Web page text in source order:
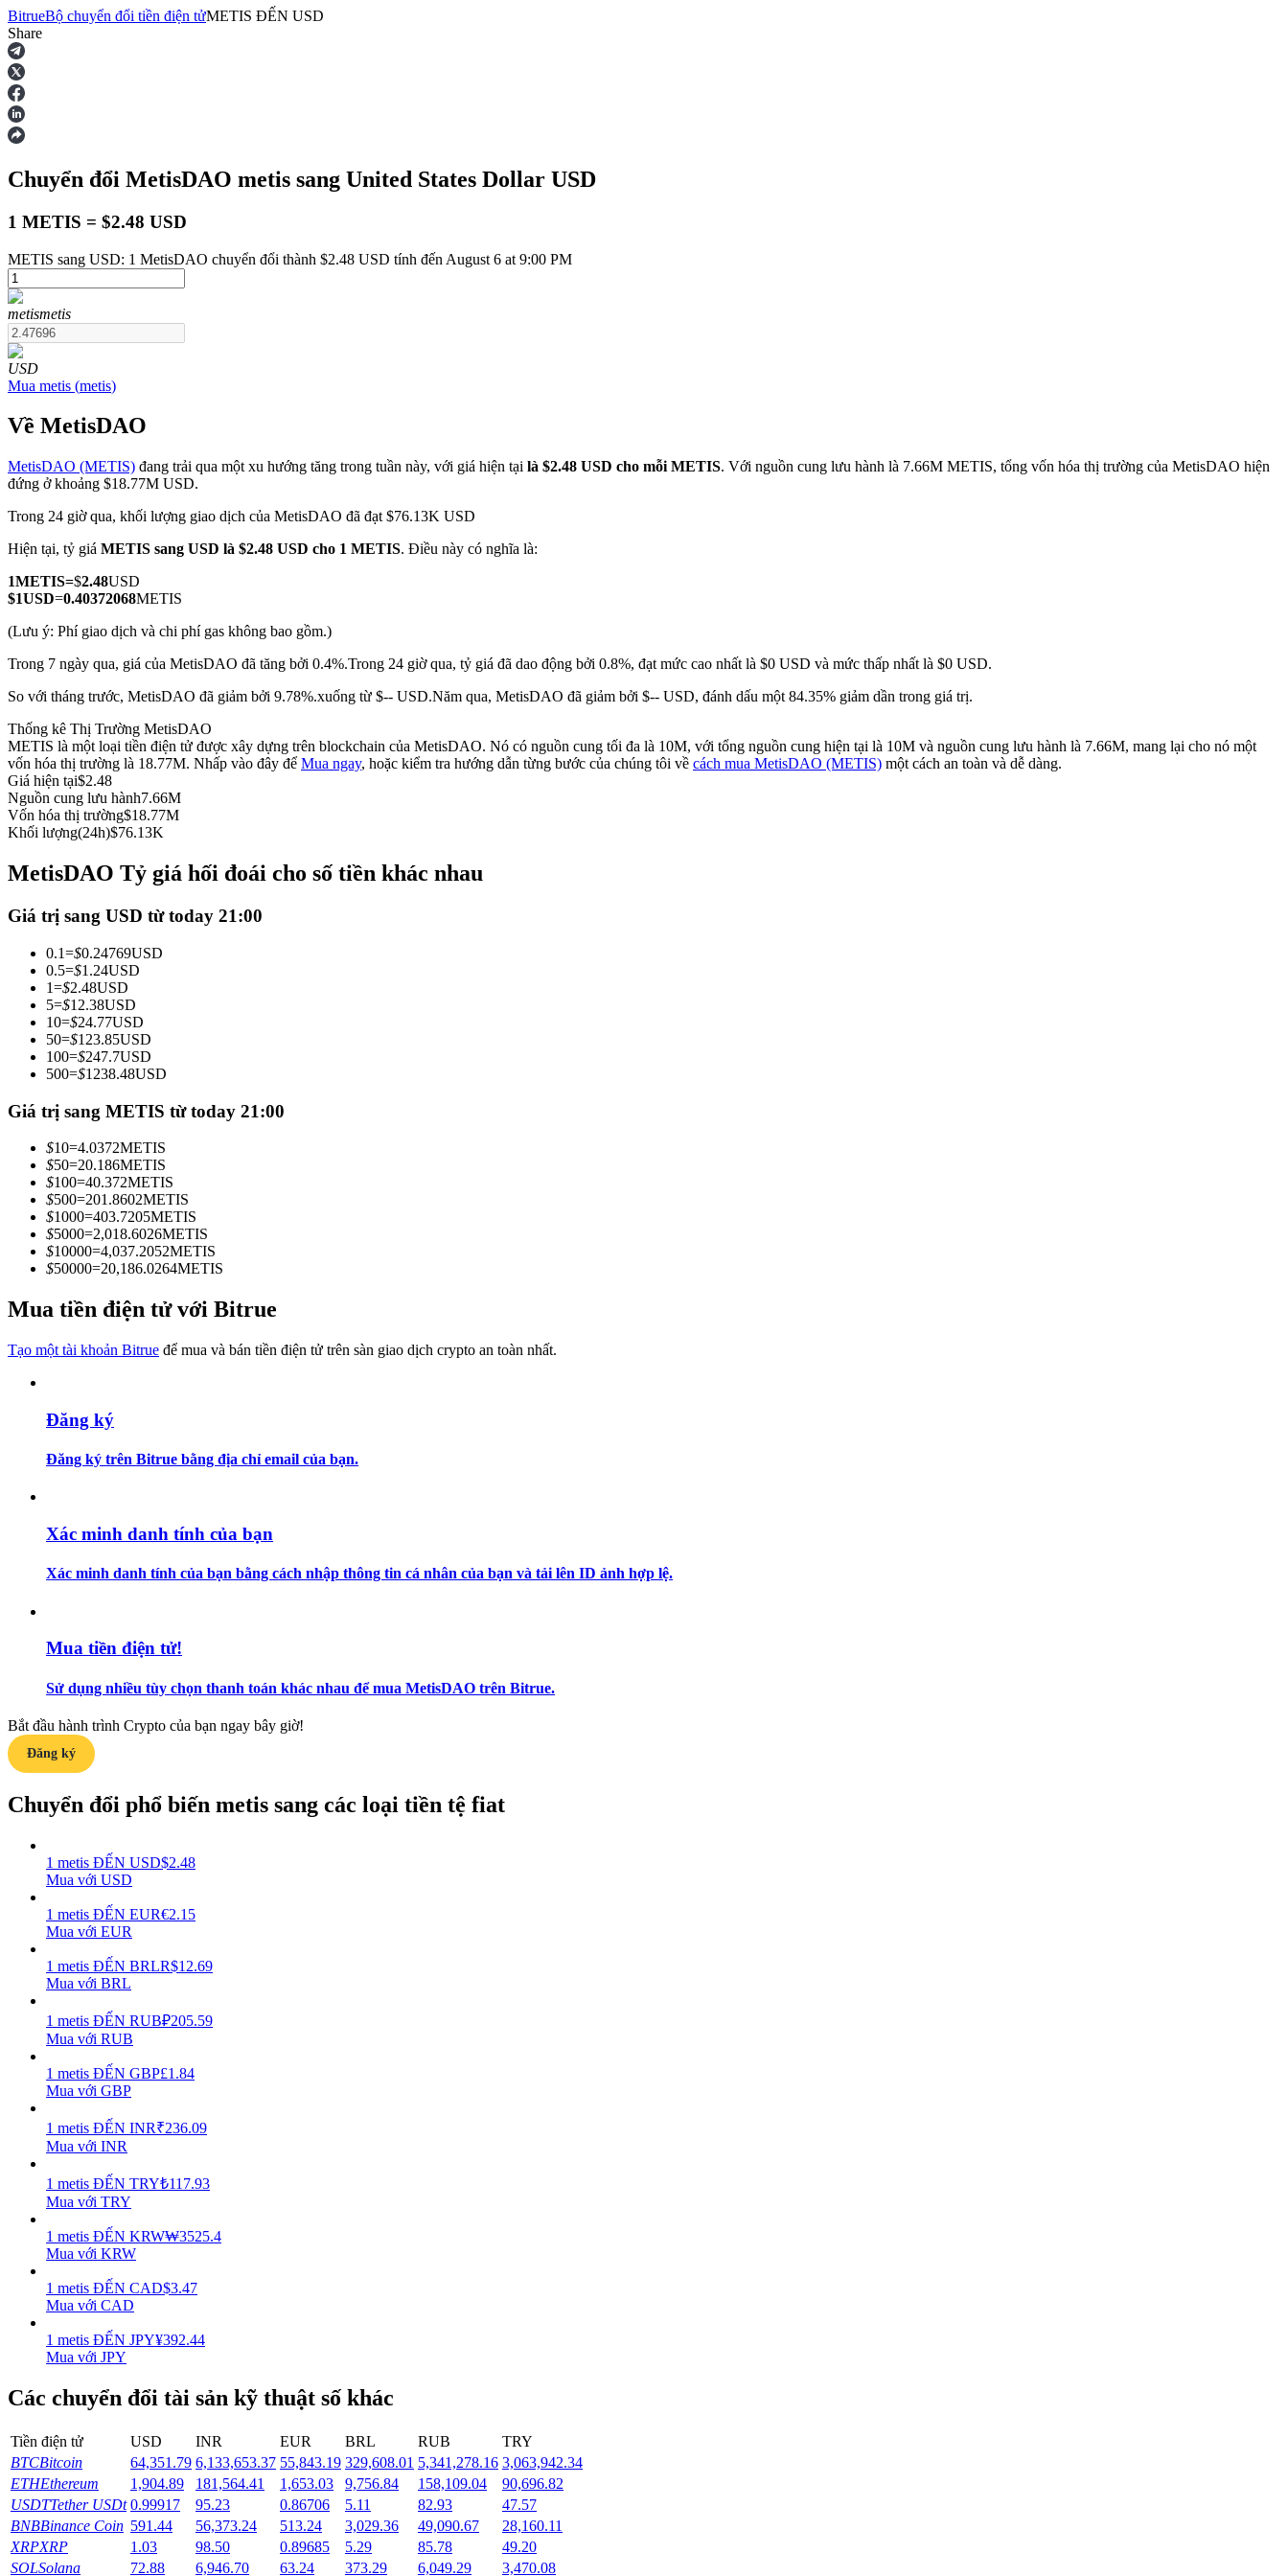
Hợp đồng tương lai
USDT Futures
Futures sử dụng USDT làm tài sản thế chấp
COIN-M Futures
Futures sử dụng token làm tài sản thế chấp
Futures sử dụng USDC làm tài sản thế chấp
Sao chép Giao dịch
Tham gia cùng các nhà giao dịch hàng đầu
Trở thành Nhà giao dịch Sao chép
Thông tin
Phân tích dữ liệu lớn bao gồm thông tin giao dịch, v.v.
Hướng dẫn
Chiến lược giao dịch
Học cách duy trì lợi nhuận
Làm cho tài sản của bạn tăng giá trị đều đặn
BitrueBộ chuyển đổi tiền điện tửMETIS ĐẾN USD
Share
Chuyển đổi MetisDAO metis sang United States Dollar USD
1 METIS = $2.48 USD
METIS sang USD: 1 MetisDAO chuyển đổi thành $2.48 USD tính đến August 6 at 9:00 PM
metismetis
USD
Mua metis (metis)
Về MetisDAO
MetisDAO (METIS) đang trải qua một xu hướng tăng trong tuần này, với giá hiện tại là $2.48 USD cho mỗi METIS. Với nguồn cung lưu hành là 7.66M METIS, tổng vốn hóa thị trường của MetisDAO hiện
đứng ở khoảng $18.77M USD.
Trong 24 giờ qua, khối lượng giao dịch của MetisDAO đã đạt $76.13K USD
Hiện tại, tỷ giá METIS sang USD là $2.48 USD cho 1 METIS. Điều này có nghĩa là:
1METIS=$2.48USD
$1USD=0.40372068METIS
(Lưu ý: Phí giao dịch và chi phí gas không bao gồm.)
Trong 7 ngày qua, giá của MetisDAO đã tăng bởi 0.4%.Trong 24 giờ qua, tỷ giá đã dao động bởi 0.8%, đạt mức cao nhất là $0 USD và mức thấp nhất là $0 USD.
So với tháng trước, MetisDAO đã giảm bởi 9.78%.xuống từ $-- USD.Năm qua, MetisDAO đã giảm bởi $-- USD, đánh dấu một 84.35% giảm dần trong giá trị.
Thống kê Thị Trường MetisDAO
METIS là một loại tiền điện tử được xây dựng trên blockchain của MetisDAO. Nó có nguồn cung tối đa là 10M, với tổng nguồn cung hiện tại là 10M và nguồn cung lưu hành là 7.66M, mang lại cho nó một
vốn hóa thị trường là 18.77M. Nhấp vào đây để Mua ngay, hoặc kiểm tra hướng dẫn từng bước của chúng tôi về cách mua MetisDAO (METIS) một cách an toàn và dễ dàng.
Giá hiện tại$2.48
Nguồn cung lưu hành7.66M
Vốn hóa thị trường$18.77M
Khối lượng(24h)$76.13K
MetisDAO Tỷ giá hối đoái cho số tiền khác nhau
Giá trị sang USD từ today 21:00
0.1=$0.24769USD
0.5=$1.24USD
1=$2.48USD
5=$12.38USD
10=$24.77USD
50=$123.85USD
100=$247.7USD
500=$1238.48USD
Giá trị sang METIS từ today 21:00
$10=4.0372METIS
$50=20.186METIS
$100=40.372METIS
$500=201.8602METIS
$1000=403.7205METIS
$5000=2,018.6026METIS
$10000=4,037.2052METIS
$50000=20,186.0264METIS
Mua tiền điện tử với Bitrue
Tạo một tài khoản Bitrue để mua và bán tiền điện tử trên sàn giao dịch crypto an toàn nhất.
Đăng ký
Đăng ký trên Bitrue bằng địa chỉ email của bạn.
Xác minh danh tính của bạn
Xác minh danh tính của bạn bằng cách nhập thông tin cá nhân của bạn và tải lên ID ảnh hợp lệ.
Mua tiền điện tử!
Sử dụng nhiều tùy chọn thanh toán khác nhau để mua MetisDAO trên Bitrue.
Bắt đầu hành trình Crypto của bạn ngay bây giờ!
Đăng ký
Chuyển đổi phổ biến metis sang các loại tiền tệ fiat
1 metis ĐẾN USD$2.48
Mua với USD
1 metis ĐẾN EUR€2.15
Mua với EUR
1 metis ĐẾN BRLR$12.69
Mua với BRL
1 metis ĐẾN RUB₽205.59
Mua với RUB
1 metis ĐẾN GBP£1.84
Mua với GBP
1 metis ĐẾN INR₹236.09
Mua với INR
1 metis ĐẾN TRY₺117.93
Mua với TRY
1 metis ĐẾN KRW₩3525.4
Mua với KRW
1 metis ĐẾN CAD$3.47
Mua với CAD
1 metis ĐẾN JPY¥392.44
Mua với JPY
Các chuyển đổi tài sản kỹ thuật số khác
Tiền điện tử USD INR EUR BRL RUB
TRY
BTCBitcoin 64,351.79 6,133,653.37 55,843.19 329,608.01 5,341,278.16 3,063,942.34
ETHEthereum 1,904.89 181,564.41 1,653.03 9,756.84 158,109.04
90,696.82
USDTTether USDt 0.99917 95.23 0.86706 5.11 82.93
47.57
BNBBinance Coin 591.44 56,373.24 513.24 3,029.36 49,090.67
28,160.11
XRPXRP 1.03 98.50 0.89685 5.29 85.78
49.20
SOLSolana 72.88 6,946.70 63.24 373.29 6,049.29
3,470.08